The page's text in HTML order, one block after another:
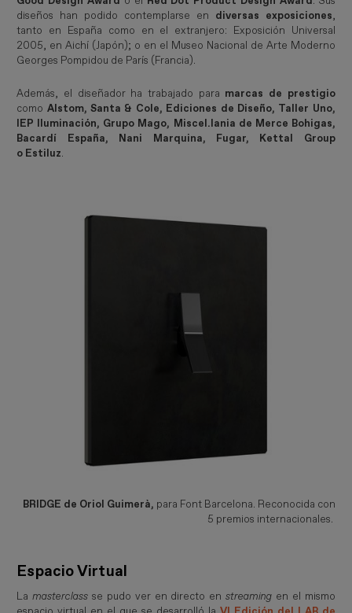
diseños han podido contemplarse en diversas exposiciones,
tanto en España como en el extranjero: Exposición Universal
2005, en Aichí (Japón); o en el Museo Nacional de Arte Moderno
Georges Pompidou de París (Francia).
Además, el diseñador ha trabajado para marcas de prestigio
como Alstom, Santa & Cole, Ediciones de Diseño, Taller Uno,
IEP Iluminación, Grupo Mago, Miscel.lania de Merce Bohigas,
Bacardí España, Nani Marquina, Fugar, Kettal Group
o Estiluz.
BRIDGE de Oriol Guimerà, para Font Barcelona. Reconocida con
5 premios internacionales.
Espacio Virtual
Lamasterclass se pudo ver en directo enstreaming en el mismo